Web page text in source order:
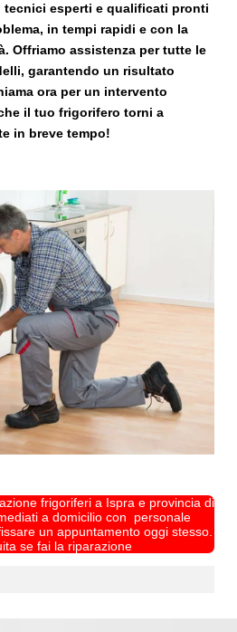
tecnici esperti e qualificati pronti
in tempi rapidi e con la
Offriamo assistenza per tutte le
garantendo un risultato
ora per un intervento
il tuo frigorifero torni a
in breve tempo!
frigoriferi a Ispra e provincia di
a domicilio con personale
un appuntamento oggi stesso.
se fai la riparazione